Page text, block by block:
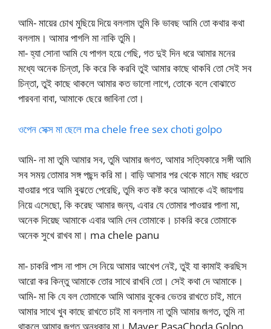
আমি- মায়ের চোখ মুছিয়ে দিয়ে বললাম তুমি কি ভাবছ আমি তো কথার কথা
বললাম। আমার পাগলি মা নাকি তুমি।
মা- হ্যা সোনা আমি যে পাগল হয়ে গেছি, গত দুই দিন ধরে আমার মনের
মধ্যে অনেক চিন্তা, কি করে কি করবি তুই আমার কাছে থাকবি তো সেই সব
চিন্তা, তুই কাছে থাকলে আমার কত ভালো লাগে, তোকে বলে বোঝাতে
পারবনা বাবা, আমাকে ছেরে জাবিনা তো।
ওপেন সেক্স মা ছেলে ma chele free sex choti golpo
আমি- না মা তুমি আমার সব, তুমি আমার জগত, আমার সত্যিকারে সঙ্গী আমি
সব সময় তোমার সঙ্গ পছন্দ করি মা। বাড়ি আসার পর থেকে মানে মাছ ধরতে
যাওয়ার পরে আমি বুঝতে পেরেছি, তুমি কত কষ্ট করে আমাকে এই জায়গায়
নিয়ে এসেছো, কি করেছ আমার জন্য, এবার যে তোমার পাওয়ার পালা মা,
অনেক দিয়েছ আমাকে এবার আমি দেব তোমাকে। চাকরি করে তোমাকে
অনেক সুখে রাখব মা। ma chele panu
মা- চাকরি পাস না পাস সে নিয়ে আমার আখেপ নেই, তুই যা কামাই করছিস
আরো কর কিন্তু আমাকে তোর সাথে রাখবি তো। সেই কথা দে আমাকে।
আমি- মা কি যে বল তোমাকে আমি আমার বুকের ভেতর রাখতে চাই, মানে
আমার সাথে খুব কাছে রাখতে চাই মা বললাম না তুমি আমার জগত, তুমি না
থাকলে আমার জগত অন্ধকার মা। Mayer PasaChoda Golpo